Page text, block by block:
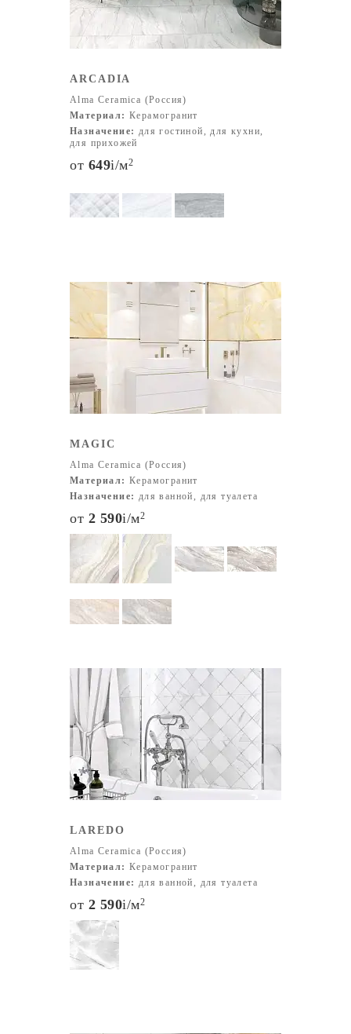
ARCADIA
Alma Ceramica (Россия)
Материал: Керамогранит
Назначение: для гостиной, для кухни,
для прихожей
от 649i/м2
MAGIC
Alma Ceramica (Россия)
Материал: Керамогранит
Назначение: для ванной, для туалета
от 2 590i/м2
LAREDO
Alma Ceramica (Россия)
Материал: Керамогранит
Назначение: для ванной, для туалета
от 2 590i/м2